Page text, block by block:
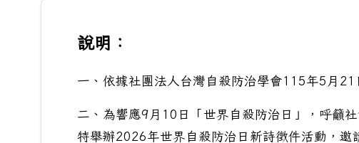
說明：
一、依據社團法人台灣自殺防治學會115年5月
二、為響應9月10日「世界自殺防治日」，呼籲
特舉辦2026年世界自殺防治日新詩徵件活動，邀